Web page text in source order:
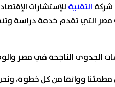
شركة التقنيةللإستشارات
مصر التي تقدم خدمة دراسة
الجدوى الناجحة في مصر
مطمئنا وواثقا من كل خطوة،